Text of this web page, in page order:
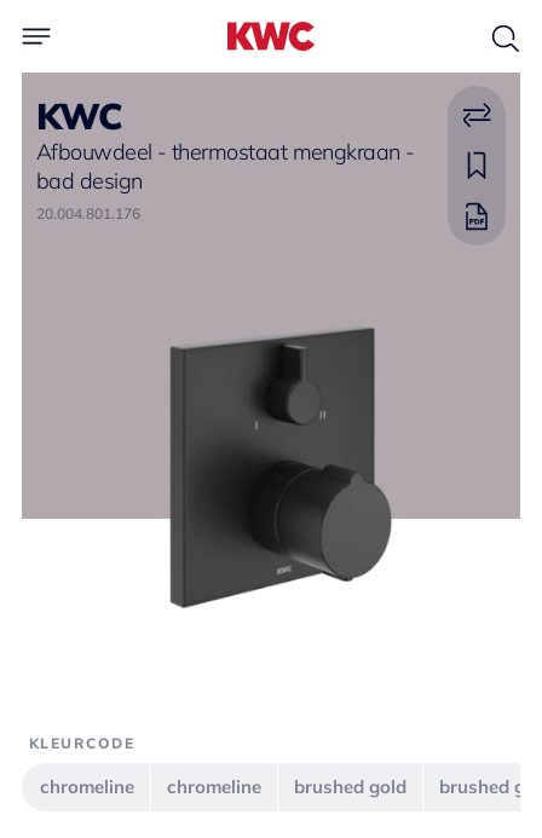
KWC
Afbouwdeel - thermostaat mengkraan -
bad design
20.004.801.176
KLEURCODE
chromeline chromeline brushed gold brushed